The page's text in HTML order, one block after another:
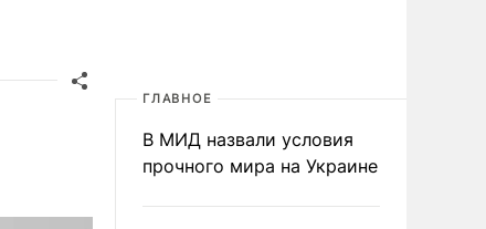
ГЛАВНОЕ
В МИД назвали условия
прочного мира на Украине